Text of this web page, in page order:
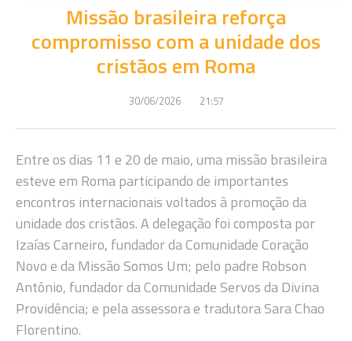
Missão brasileira reforça
compromisso com a unidade dos
cristãos em Roma
30/06/2026 21:57
Entre os dias 11 e 20 de maio, uma missão brasileira
esteve em Roma participando de importantes
encontros internacionais voltados à promoção da
unidade dos cristãos. A delegação foi composta por
Izaías Carneiro, fundador da Comunidade Coração
Novo e da Missão Somos Um; pelo padre Robson
Antônio, fundador da Comunidade Servos da Divina
Providência; e pela assessora e tradutora Sara Chao
Florentino.